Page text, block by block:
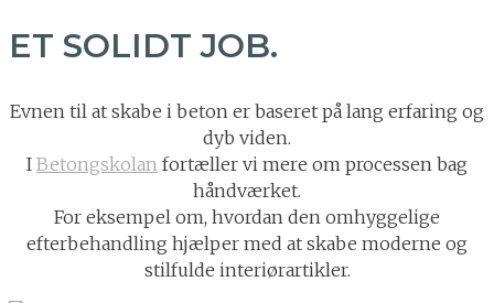
ET SOLIDT JOB.
Evnen til at skabe i beton er baseret på lang erfaring og
dyb viden.
I Betongskolan fortæller vi mere om processen bag
håndværket.
For eksempel om, hvordan den omhyggelige
efterbehandling hjælper med at skabe moderne og
stilfulde interiørartikler.